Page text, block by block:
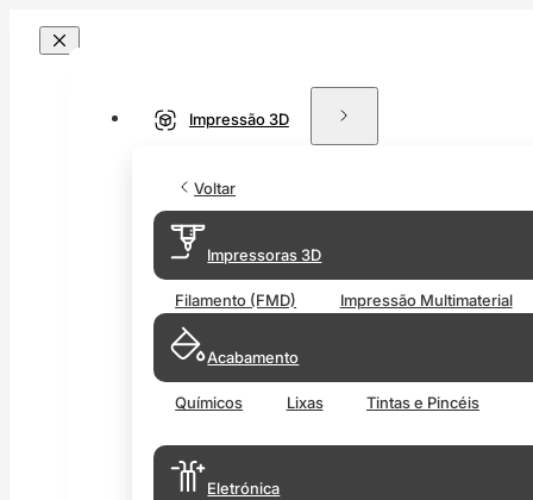
Impressão 3D
Voltar
Impressoras 3D
Filamento (FMD) Impressão Multimaterial
Acabamento
Químicos Lixas Tintas e Pincéis
Eletrónica